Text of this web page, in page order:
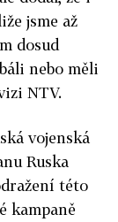
jsme až
dosud
nebo měli
NTV.
vojenská
Ruska
této
kampaně